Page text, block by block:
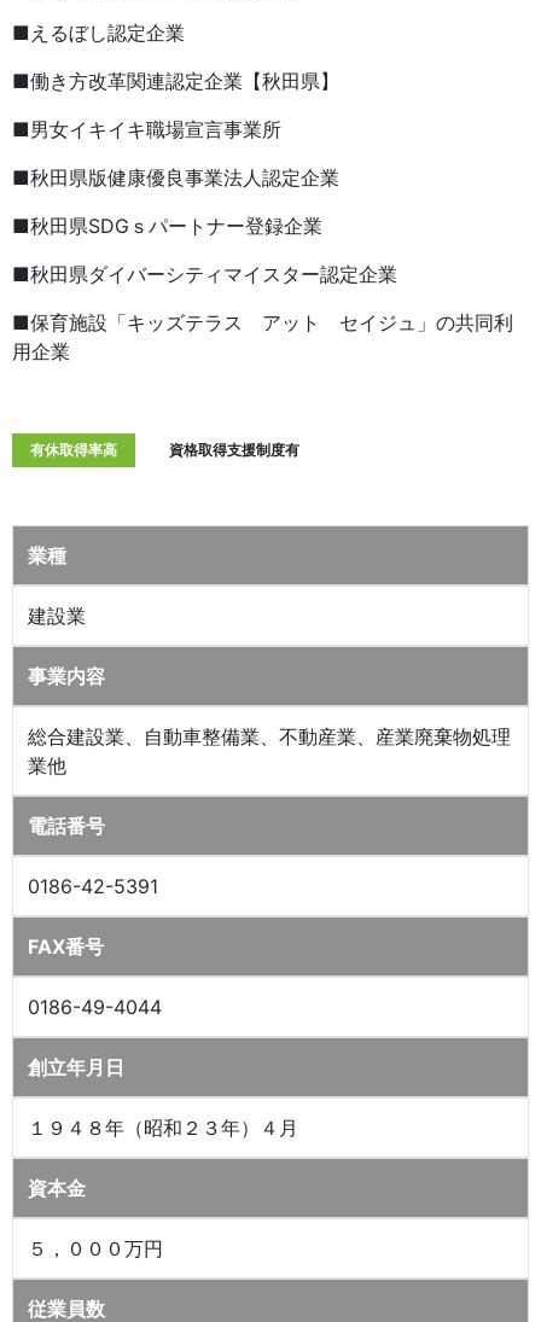
■えるぼし認定企業
■働き方改革関連認定企業【秋田県】
■男女イキイキ職場宣言事業所
■秋田県版健康優良事業法人認定企業
■秋田県SDGｓパートナー登録企業
■秋田県ダイバーシティマイスター認定企業
■保育施設「キッズテラス アット セイジュ」の共同利
用企業
有休取得率高 資格取得支援制度有
業種
建設業
事業内容
総合建設業、自動車整備業、不動産業、産業廃棄物処理
業他
電話番号
0186-42-5391
FAX番号
0186-49-4044
創立年月日
１９４８年（昭和２３年）４月
資本金
５，０００万円
従業員数